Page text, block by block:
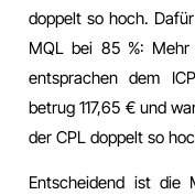
doppelt so hoch.
MQL bei 85 %:
entsprachen dem
betrug 117,65 € und
der CPL doppelt so
Entscheidend ist die